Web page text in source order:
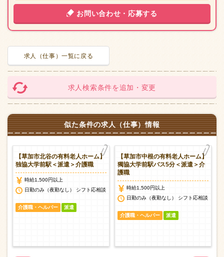
お問い合わせ・応募する
求人（仕事）一覧に戻る
求人検索条件を追加・変更
似た条件の求人（仕事）情報
【草加市北谷の有料老人ホーム】
独協大学前駅＜派遣＞介護職
時給1,500円以上
日勤のみ（夜勤なし） シフト応相談
介護職・ヘルパー 派遣
【草加市中根の有料老人ホーム】
獨協大学前駅バス5分＜派遣＞介
護職
時給1,500円以上
日勤のみ（夜勤なし） シフト応相談
介護職・ヘルパー 派遣